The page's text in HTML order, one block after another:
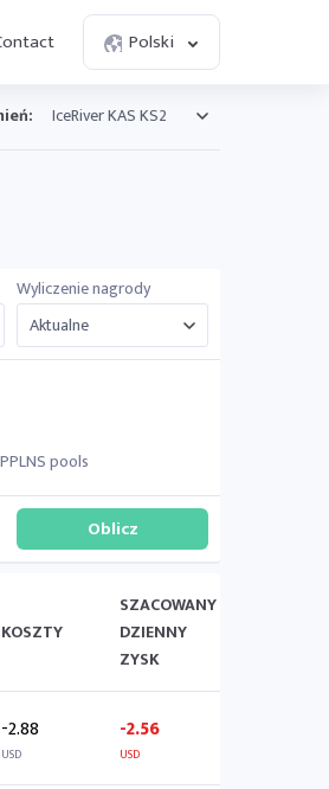
Polski
Wyliczenie nagrody
PPLNS pools
KOSZTY
SZACOWANY
DZIENNY
ZYSK
-2.88
USD
-2.56
USD